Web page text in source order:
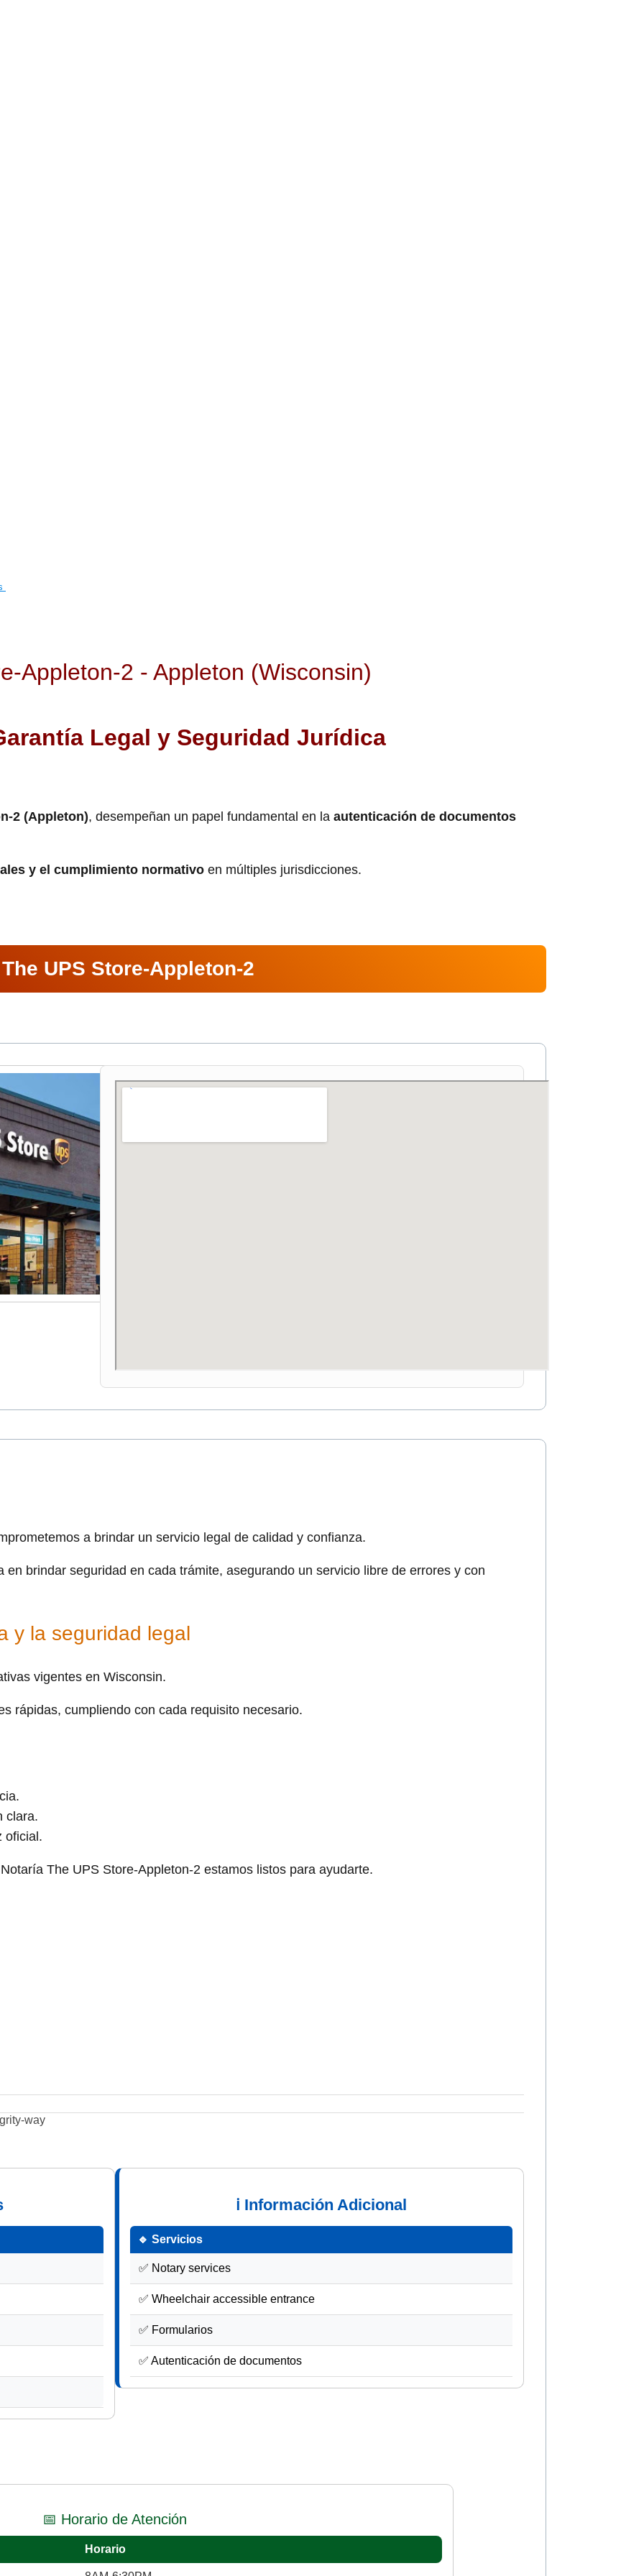
Appleton-2 - Appleton (Wisconsin)
Legal y Seguridad Jurídica
2 (Appleton), desempeñan un papel fundamental en la autenticación de documentos
y el cumplimiento normativo en múltiples jurisdicciones.
UPS Store-Appleton-2
a brindar un servicio legal de calidad y confianza.
brindar seguridad en cada trámite, asegurando un servicio libre de errores y con
y la seguridad legal
vigentes en Wisconsin.
rápidas, cumpliendo con cada requisito necesario.
clara.
oficial.
The UPS Store-Appleton-2 estamos listos para ayudarte.
way
ℹ Información Adicional
🔹 Servicios
✅ Notary services
✅ Wheelchair accessible entrance
✅ Formularios
✅ Autenticación de documentos
📅 Horario de Atención
Horario